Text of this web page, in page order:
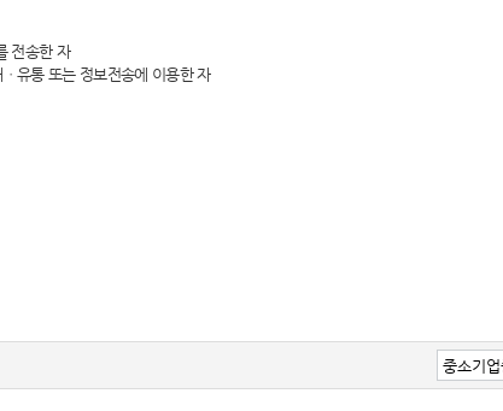
전송한 자
유통 또는 정보전송에 이용한 자